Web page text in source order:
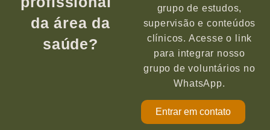
da área da
saúde?
grupo de estudos,
supervisão e conteúdos
clínicos. Acesse o link
para integrar nosso
grupo de voluntários no
WhatsApp.
Entrar em contato